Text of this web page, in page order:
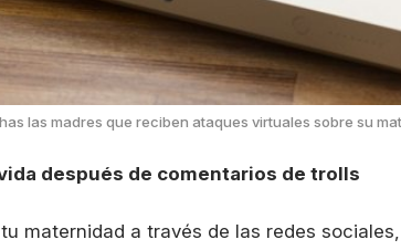
las madres que reciben ataques virtuales sobre su
después de comentarios de trolls
maternidad a través de las redes